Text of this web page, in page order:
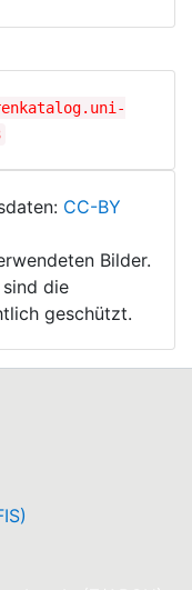
CC-BY
Bilder.
die
geschützt.